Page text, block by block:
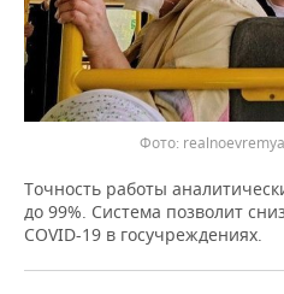
Фото:
Точность работы
до 99%. Система позволит
COVID-19 в госучреждениях.